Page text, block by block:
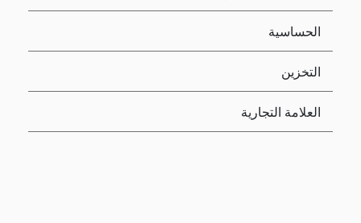
الحساسية
التخزين
العلامة التجارية